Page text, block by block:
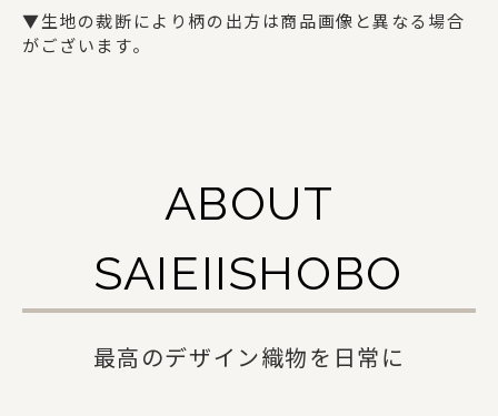
商品一覧
お問い合わせ
▼生地の裁断により柄の出方は商品画像と異なる場合
がございます。
ABOUT
SAIEIISHOBO
最高のデザイン織物を日常に